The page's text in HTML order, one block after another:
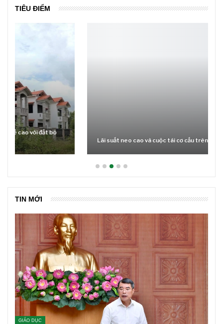
TIÊU ĐIỂM
Lãi suất neo cao và cuộc tái cơ cấu trên thị trường BĐS
TIN MỚI
GIÁO DỤC